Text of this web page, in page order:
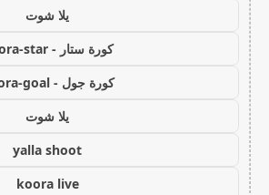
يلا شوت
كورة ستار - koora-star
كورة جول - koora-goal
يلا شوت
yalla shoot
koora live